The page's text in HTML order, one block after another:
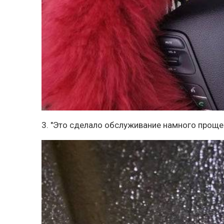
3. "Это сделало обслуживание намного